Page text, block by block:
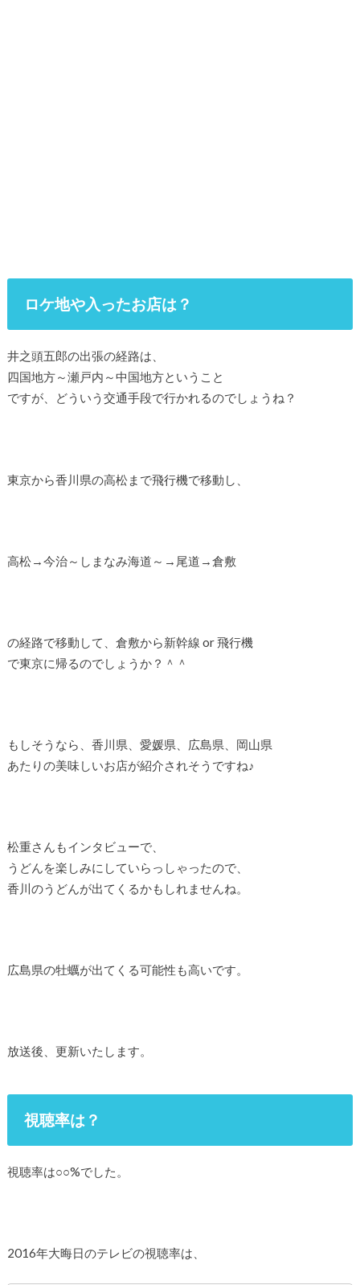
ロケ地や入ったお店は？
井之頭五郎の出張の経路は、
四国地方～瀬戸内～中国地方ということ
ですが、どういう交通手段で行かれるのでしょうね？
東京から香川県の高松まで飛行機で移動し、
高松→今治～しまなみ海道～→尾道→倉敷
の経路で移動して、倉敷から新幹線 or 飛行機
で東京に帰るのでしょうか？＾＾
もしそうなら、香川県、愛媛県、広島県、岡山県
あたりの美味しいお店が紹介されそうですね♪
松重さんもインタビューで、
うどんを楽しみにしていらっしゃったので、
香川のうどんが出てくるかもしれませんね。
広島県の牡蠣が出てくる可能性も高いです。
放送後、更新いたします。
視聴率は？
視聴率は○○%でした。
2016年大晦日のテレビの視聴率は、